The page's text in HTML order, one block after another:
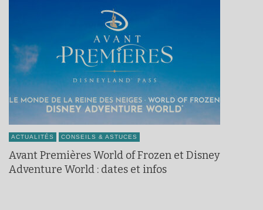
ACTUALITÉS CONSEILS & ASTUCES
Avant Premières World of Frozen et Disney
Adventure World : dates et infos